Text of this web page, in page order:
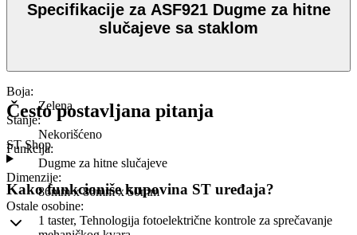
Specifikacije za ASF921 Dugme za hitne
slučajeve sa staklom
Boja:
Zelena
Stanje:
Nekorišćeno
Funkcija:
Dugme za hitne slučajeve
Dimenzije:
86mm x 86mm x 50mm
Ostale osobine:
1 taster, Tehnologija fotoelektrične kontrole za sprečavanje
Često postavljana pitanja
ST Shop
Kako funkcioniše kupovina ST uređaja?